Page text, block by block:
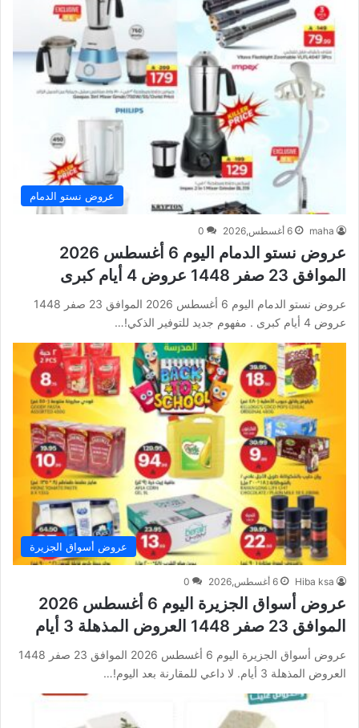
عروض نستو الدمام
maha 6 أغسطس,2026 0
عروض نستو الدمام اليوم 6 أغسطس 2026
الموافق 23 صفر 1448 عروض 4 أيام كبرى
عروض نستو الدمام اليوم 6 أغسطس 2026 الموافق 23 صفر 1448
عروض 4 أيام كبرى . مفهوم جديد للتوفير الذكي!…
عروض أسواق الجزيرة
Hiba ksa 6 أغسطس,2026 0
عروض أسواق الجزيرة اليوم 6 أغسطس 2026
الموافق 23 صفر 1448 العروض المذهلة 3 أيام
عروض أسواق الجزيرة اليوم 6 أغسطس 2026 الموافق 23 صفر 1448
العروض المذهلة 3 أيام. لا داعي للمقارنة بعد اليوم!…